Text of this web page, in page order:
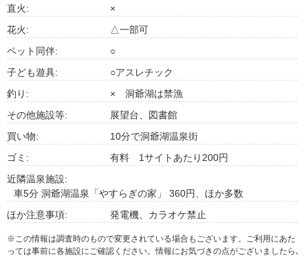
直火:
×
花火:
△一部可
ペット同伴:
○
子ども遊具:
○アスレチック
釣り:
× 洞爺湖は禁漁
その他施設等:
展望台、図書館
買い物:
10分で洞爺湖温泉街
ゴミ:
有料 1サイトあたり200円
近隣温泉施設:
車5分 洞爺湖温泉「やすらぎの家」 360円、ほか多数
ほか注意事項:
発電機、カラオケ禁止
※この情報は調査時のもので変更されている場合もございます。ご利用にあた
っては事前に各施設にご確認ください。情報にお気づきの点がございましたら､